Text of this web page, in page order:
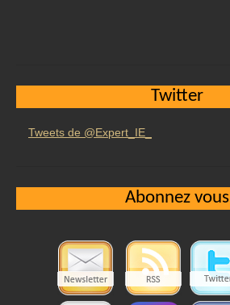
Twitter
Tweets de @Expert_IE_
Abonnez vous